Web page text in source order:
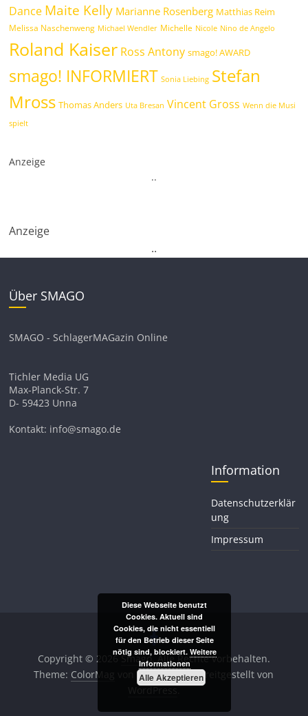
Dance Maite Kelly Marianne Rosenberg Matthias Reim
Melissa Naschenweng Michael Wendler Michelle Nicole Nino de Angelo
Roland Kaiser Ross Antony smago! AWARD
smago! INFORMIERT Sonia Liebing Stefan
Mross Thomas Anders Uta Bresan Vincent Gross Wenn die Musi
spielt
Anzeige
..
Anzeige
..
Über SMAGO
SMAGO - SchlagerMAGazin Online
Tichler Media UG
Max-Planck-Str. 7
D- 59423 Unna
Kontakt: info@smago.de
Information
Datenschutzerklär
ung
Impressum
Copyright © 2026Smago. Alle Rechte vorbehalten.
Theme: ColorMag
von ThemeGrill. Bereitgestellt von
WordPress.
Diese Webseite benutzt
Cookies. Aktuell sind
Cookies, die nicht essentiell
für den Betrieb dieser Seite
nötig sind, blockiert. Weitere
Informationen
Alle Akzeptieren